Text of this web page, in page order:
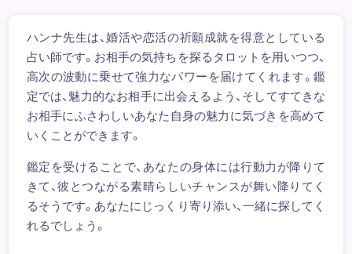
ハンナ先生は、婚活や恋活の祈願成就を得意としている
占い師です。お相手の気持ちを探るタロットを用いつつ、
高次の波動に乗せて強力なパワーを届けてくれます。鑑
定では、魅力的なお相手に出会えるよう、そしてすてきな
お相手にふさわしいあなた自身の魅力に気づきを高めて
いくことができます。
鑑定を受けることで、あなたの身体には行動力が降りて
きて、彼とつながる素晴らしいチャンスが舞い降りてく
るそうです。あなたにじっくり寄り添い、一緒に探してく
れるでしょう。